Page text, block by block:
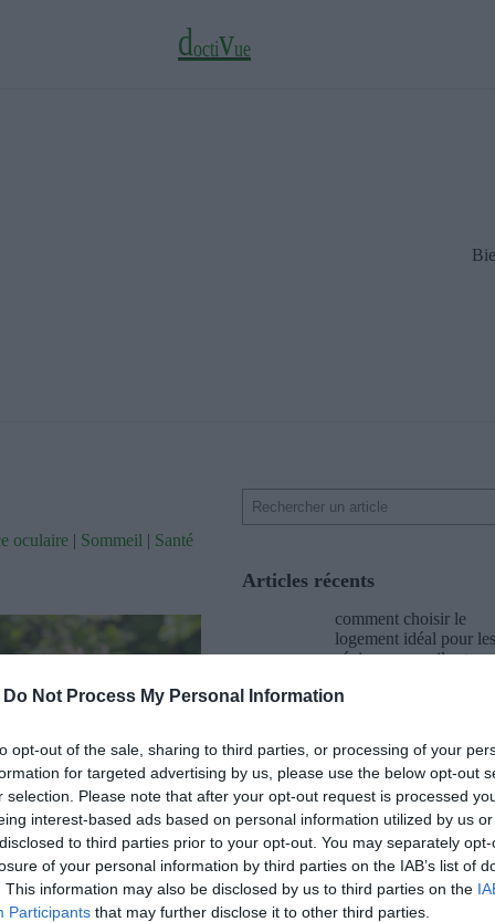
Do Not Process My Personal Information
opt-out of the sale, sharing to third parties, or processing of your
for targeted advertising by us, please use the below opt-out
selection. Please note that after your opt-out request is processed
interest-based ads based on personal information utilized by us
to third parties prior to your opt-out. You may separately
of your personal information by third parties on the IAB’s list of
This information may also be disclosed by us to third parties on the
Participants that may further disclose it to other third parties.
doctivue
oculaire| Sommeil | Santé
Articles récents
comment choisir le
logement idéal pour
séniors : conseils et
au Quotidien
Éclairez votre regard :
astuces pour des yeux
brillants
Reposez vos yeux en
minutes : des
simples et efficaces